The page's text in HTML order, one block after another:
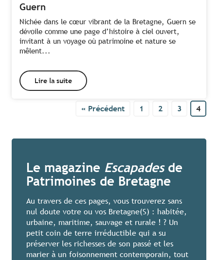
Guern
Nichée dans le cœur vibrant de la Bretagne, Guern se
dévoile comme une page d’histoire à ciel ouvert,
invitant à un voyage où patrimoine et nature se
mêlent...
Lire la suite
« Précédent 1 2 3 4
Le magazine Escapadesde
Patrimoines de Bretagne
Au travers de ces pages, vous trouverez sans
nul doute votre ou vos Bretagne(S) : habitée,
urbaine, maritime, sauvage et rurale ! ? Un
petit coin de terre irréductible qui a su
préserver les richesses de son passé et les
marier à un foisonnement contemporain, tout